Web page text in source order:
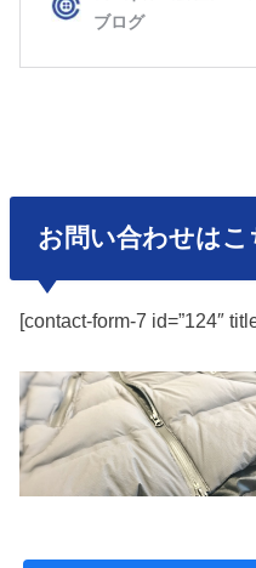
お問い合わせは
[contact-form-7 id=”124″